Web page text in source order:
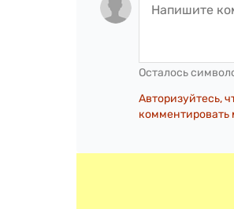
Осталось
Авторизуйтесь,
комментировать